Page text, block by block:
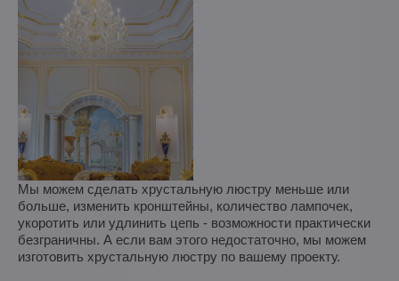
Мы можем сделать хрустальную люстру меньше или
больше, изменить кронштейны, количество лампочек,
укоротить или удлинить цепь - возможности практически
безграничны. А если вам этого недостаточно, мы можем
изготовить хрустальную люстру по вашему проекту.